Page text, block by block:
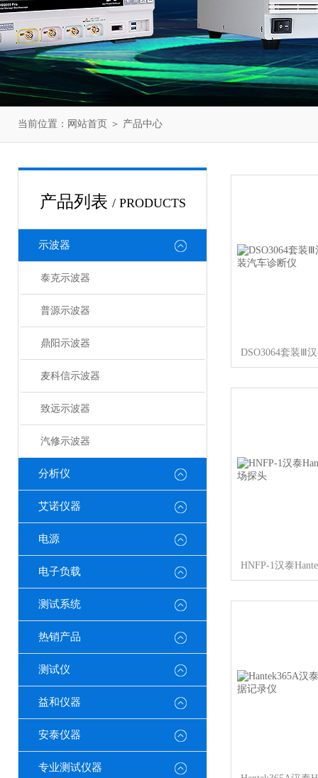
当前位置： 网站首页 ＞ 产品中心
产品列表 / PRODUCTS
示波器
泰克示波器
普源示波器
鼎阳示波器
麦科信示波器
致远示波器
汽修示波器
分析仪
艾诺仪器
电源
电子负载
测试系统
热销产品
测试仪
益和仪器
安泰仪器
专业测试仪器